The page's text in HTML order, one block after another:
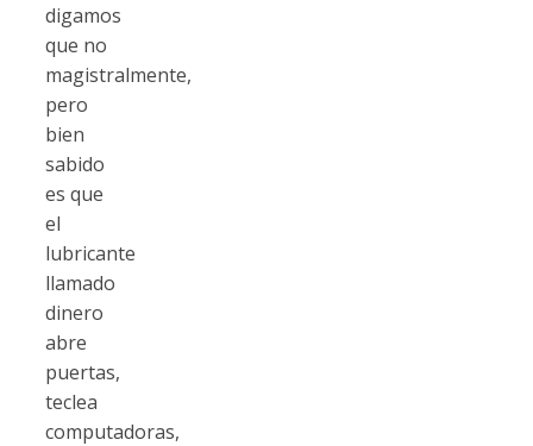
digamos
que no
magistralmente,
pero
bien
sabido
es que
el
lubricante
llamado
dinero
abre
puertas,
teclea
computadoras,